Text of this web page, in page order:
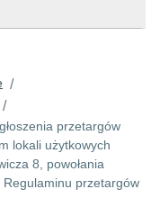
/
/
przetargów
lokali użytkowych
8, powołania
przetargów